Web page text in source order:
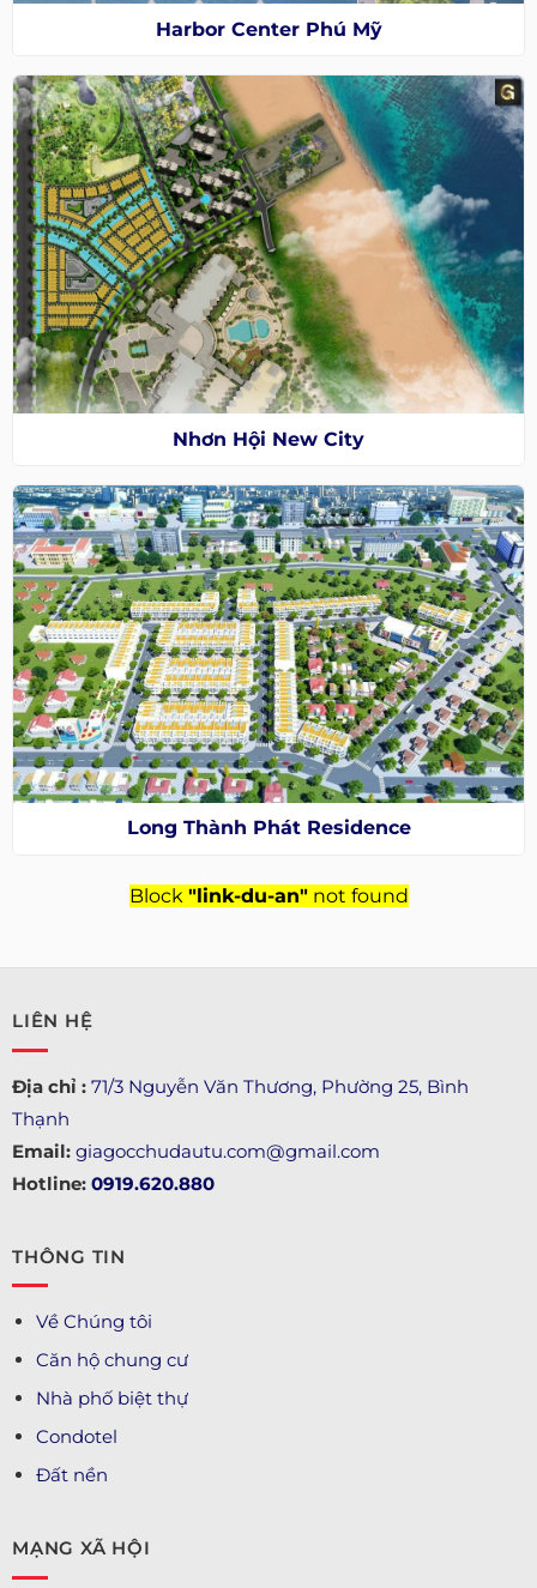
Harbor Center Phú Mỹ
Nhơn Hội New City
Long Thành Phát Residence
Block "link-du-an"not found
LIÊN HỆ
Địa chỉ : 71/3 Nguyễn Văn Thương, Phường 25, Bình
Thạnh
Email: giagocchudautu.com@gmail.com
Hotline: 0919.620.880
THÔNG TIN
Về Chúng tôi
Căn hộ chung cư
Nhà phố biệt thự
Condotel
Đất nền
MẠNG XÃ HỘI